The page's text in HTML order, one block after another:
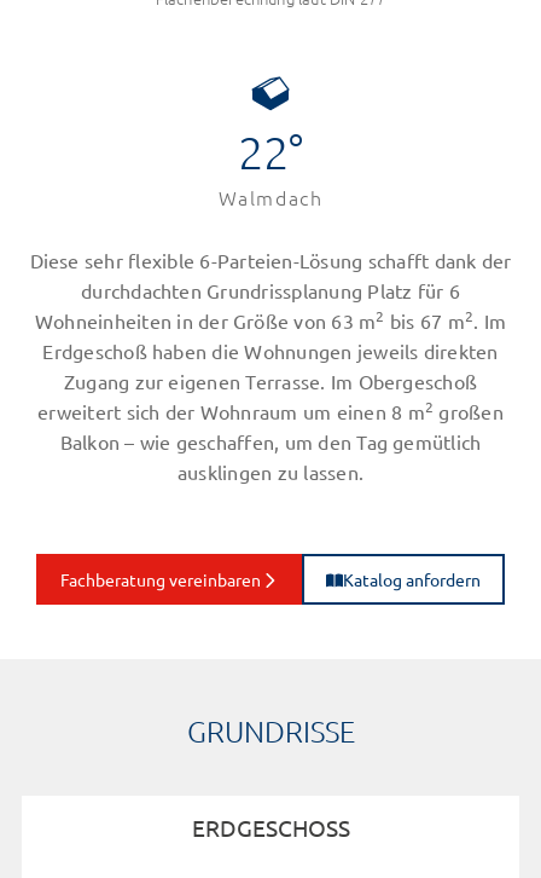
22°
Walmdach
Diese sehr flexible 6-Parteien-Lösung schafft dank der
durchdachten Grundrissplanung Platz für 6
Wohneinheiten in der Größe von 63 m2 bis 67 m2. Im
Erdgeschoß haben die Wohnungen jeweils direkten
Zugang zur eigenen Terrasse. Im Obergeschoß
erweitert sich der Wohnraum um einen 8 m2 großen
Balkon – wie geschaffen, um den Tag gemütlich
ausklingen zu lassen.
Fachberatung vereinbaren Katalog anfordern
GRUNDRISSE
ERDGESCHOSS